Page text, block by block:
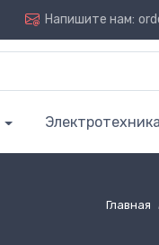
Напишите нам:
Электротехника
Главная